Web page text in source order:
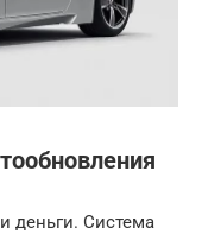
деньги. Система